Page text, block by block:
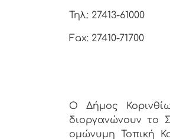
Τηλ.: 27413-61000
Fax: 27410-71700
Ο Δήμος
διοργανώνουν το
ομώνυμη Τοπική